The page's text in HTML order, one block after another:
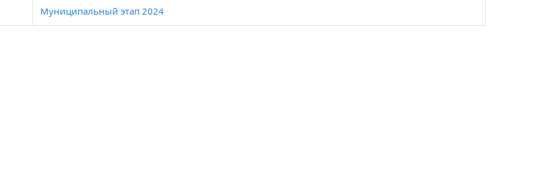
Муниципальный этап 2024